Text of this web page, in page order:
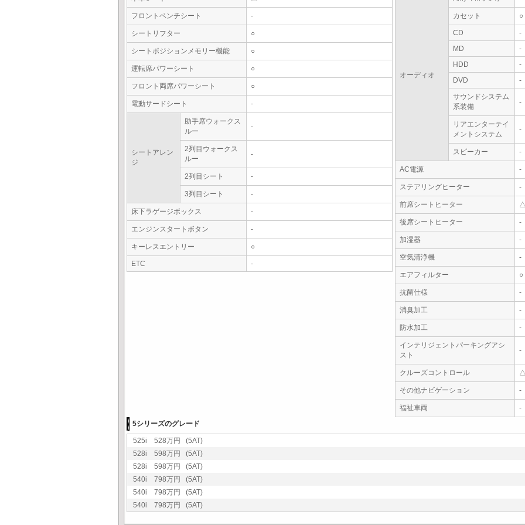
フロントベンチシート -
シートリフター ○
シートポジションメモリー機能 ○
運転席パワーシート ○
フロント両席パワーシート ○
電動サードシート -
シートアレン
ジ
助手席ウォークス
ルー
-
2列目ウォークス
ルー
-
2列目シート -
3列目シート -
床下ラゲージボックス -
エンジンスタートボタン -
キーレスエントリー ○
ETC -
オーディオ
カセット ○
CD
-
MD
-
HDD
-
DVD
-
サウンドシステム
系装備
-
リアエンターテイ
メントシステム
-
スピーカー -
AC電源 -
ステアリングヒーター -
前席シートヒーター
後席シートヒーター -
加湿器 -
空気清浄機 -
エアフィルター ○
抗菌仕様 -
消臭加工 -
防水加工 -
インテリジェントパーキングアシ
スト
-
クルーズコントロール
その他ナビゲーション -
福祉車両
-
5シリーズのグレード
525i 528万円 (5AT)
528i 598万円 (5AT)
528i 598万円 (5AT)
540i 798万円 (5AT)
540i 798万円 (5AT)
540i 798万円 (5AT)